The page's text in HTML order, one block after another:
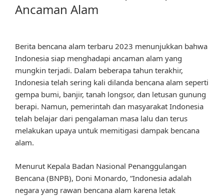
Ancaman Alam
Berita bencana alam terbaru 2023 menunjukkan bahwa
Indonesia siap menghadapi ancaman alam yang
mungkin terjadi. Dalam beberapa tahun terakhir,
Indonesia telah sering kali dilanda bencana alam seperti
gempa bumi, banjir, tanah longsor, dan letusan gunung
berapi. Namun, pemerintah dan masyarakat Indonesia
telah belajar dari pengalaman masa lalu dan terus
melakukan upaya untuk memitigasi dampak bencana
alam.
Menurut Kepala Badan Nasional Penanggulangan
Bencana (BNPB), Doni Monardo, “Indonesia adalah
negara yang rawan bencana alam karena letak